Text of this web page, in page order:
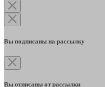
Вы подписаны на рассылку
Вы отписаны от рассылки